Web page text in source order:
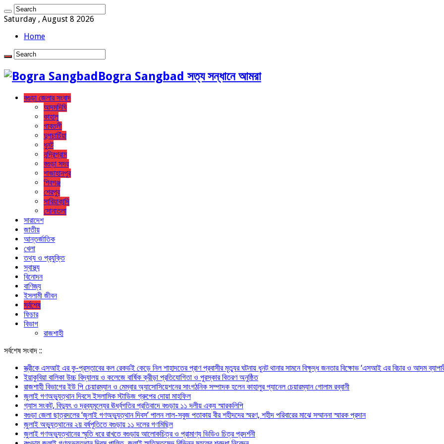
Saturday , August 8 2026
Home
Bogra Sangbad সত্য সন্ধানে আমরা
বগুড়া জেলার সংবাদ
আদমদিঘি
কাহালু
গাবতলী
দুপচাচিঁয়া
ধুনট
নন্দ্রিগ্রাম
বগুড়া সদর
শাজাহানপুর
শিবগঞ্জ
শেরপুর
সারিয়াকান্দি
সোনাতলা
সারাদেশ
জাতীয়
আন্তর্জাতিক
খেলা
তথ্য ও প্রযুক্তি
স্বাস্থ্য
বিনোদন
বাণিজ্য
ইসলামী জীবন
সর্বশেষ
ফিচার
বিভাগ
রাজশাহী
সর্বশেষ সংবাদ ::
স্ত্রীকে এসআই এর কু-প্রস্তাবের কল রেকর্ডই কেড়ে নিল শাহাদতের প্রাণ প্রবাসীর মৃত্যুর ঘটনায় ধুনট থানার সামনে বিক্ষুদ্ধ জনতার বিক্ষোভ ‘এসআই এর বিচার ও আদম
ইয়াকুবিয়া বালিকা উচ্চ বিদ্যালয় ও কলেজে বার্ষিক ক্রীড়া প্রতিযোগিতা ও পুরস্কার বিতরণ অনুষ্ঠিত
রাজশাহী বিভাগের ইউ পি চেয়ারম্যান ও মেম্বার অ্যাসোসিয়েশনের সাংগঠনিক সম্পাদক হলেন কাহালুর প্যানেল চেয়ারম্যান গোলাম রব্বানী
জুলাই গণঅভ্যুত্থান দিবসে ইসলামিক স্টাডিজ গ্রুপের দোয়া মাহফিল
গ্যাস সংকট, বিদ্যুৎ ও দ্রব্যমূল্যের ঊর্ধ্বগতির প্রতিবাদে বগুড়ায় ১১ দলীয় এক্য স্মারকলিপি
বগুড়া জেলা ছাত্রদলের ‘জুলাই গণঅভ্যুত্থান দিবস’ পালন লাল-সবুজ পতাকায় বীর শহীদদের স্মরণ, শহীদ পরিবারের মাঝে সম্মাননা স্মারক প্রদান
জুলাই অভ্যুত্থানের ২য় বর্ষপূতিতে বগুড়ায় ১১ দলের গণমিছিল
জুলাই গণঅভ্যুত্থানের স্মৃতি ধরে রাখতে বগুড়ায় আলোকচিত্র ও প্রামাণ্য ভিডিও চিত্র প্রদর্শনী